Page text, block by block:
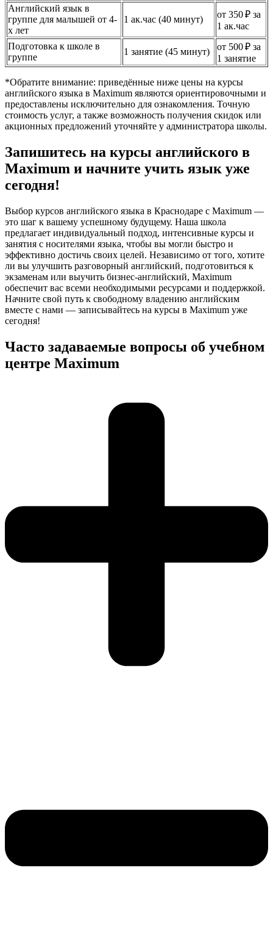
Английский язык в
группе для малышей от 4-
х лет
1 ак.час (40 минут)
от 350 ₽ за
1 ак.час
Подготовка к школе в
группе
1 занятие (45 минут)
от 500 ₽ за
1 занятие
*Обратите внимание: приведённые ниже цены на курсы
английского языка в Maximum являются ориентировочными и
предоставлены исключительно для ознакомления. Точную
стоимость услуг, а также возможность получения скидок или
акционных предложений уточняйте у администратора школы.
Запишитесь на курсы английского в
Maximum и начните учить язык уже
сегодня!
Выбор курсов английского языка в Краснодаре с Maximum —
это шаг к вашему успешному будущему. Наша школа
предлагает индивидуальный подход, интенсивные курсы и
занятия с носителями языка, чтобы вы могли быстро и
эффективно достичь своих целей. Независимо от того, хотите
ли вы улучшить разговорный английский, подготовиться к
экзаменам или выучить бизнес-английский, Maximum
обеспечит вас всеми необходимыми ресурсами и поддержкой.
Начните свой путь к свободному владению английским
вместе с нами — записывайтесь на курсы в Maximum уже
сегодня!
Часто задаваемые вопросы об учебном
центре Maximum